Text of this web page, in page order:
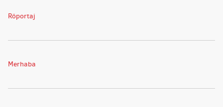
Röportaj
Merhaba